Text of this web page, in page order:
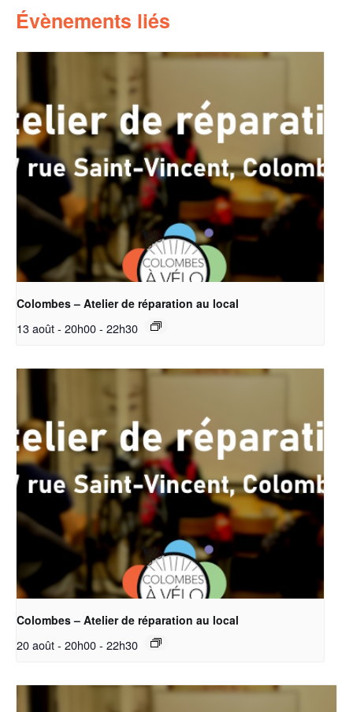
Évènements liés
Colombes – Atelier de réparation au local
13 août - 20h00- 22h30
Colombes – Atelier de réparation au local
20 août - 20h00- 22h30